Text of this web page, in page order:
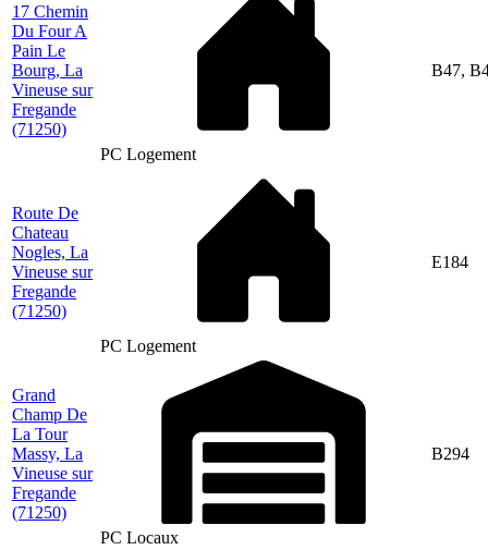
17 Chemin
Du Four A
Pain Le
Bourg, La
Vineuse sur
Fregande
(71250)
PC Logement
B47,
Route De
Chateau
Nogles, La
Vineuse sur
Fregande
(71250)
PC Logement
E184
Grand
Champ De
La Tour
Massy, La
Vineuse sur
Fregande
(71250)
PC Locaux
B294